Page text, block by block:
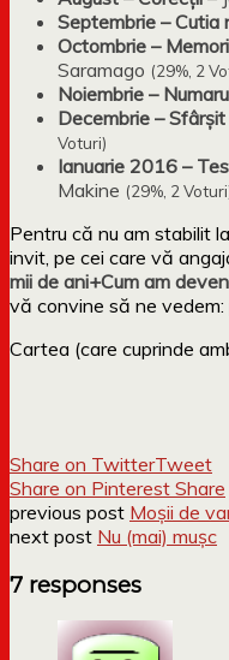
Septembrie – Cutia
Octombrie –
Saramago (29%, 2
Noiembrie –
Decembrie –
Voturi)
Ianuarie 2016 –
Makine (29%, 2
Pentru că nu am stabilit
invit, pe cei care vă
mii de ani+Cum am
vă convine să ne
Cartea (care cuprinde
Share on TwitterTweet
Share on Pinterest Share
previous post Moșii de
next post Nu (mai) mușc
7 responses